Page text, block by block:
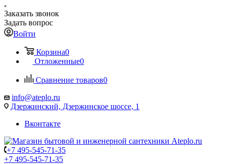
Заказать звонок
Задать вопрос
Войти
Корзина0
Отложенные0
Сравнение товаров0
info@ateplo.ru
Дзержинский, Дзержинское шоссе, 1
Вконтакте
+7 495-545-71-35
+7 495-545-71-35